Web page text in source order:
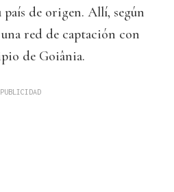
país de origen. Allí, según
red de captación con
de Goiânia.